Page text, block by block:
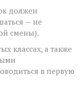
Как
будут
учиться?
должен
— не
смены).
классах, а также
в первую